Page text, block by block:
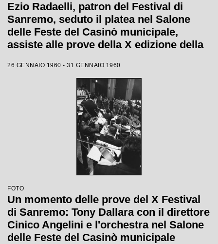
Ezio Radaelli, patron del Festival di
Sanremo, seduto il platea nel Salone
delle Feste del Casinò municipale,
assiste alle prove della X edizione della
26 GENNAIO 1960 - 31 GENNAIO 1960
FOTO
Un momento delle prove del X Festival
di Sanremo: Tony Dallara con il direttore
Cinico Angelini e l'orchestra nel Salone
delle Feste del Casinò municipale